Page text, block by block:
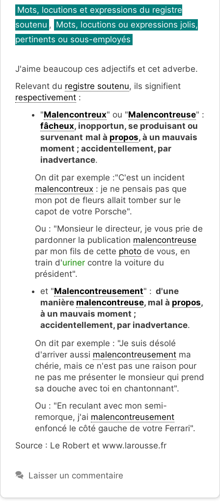
Catégories
Mots, locutions et expressions du registre
soutenu , Mots, locutions ou expressions jolis,
pertinents ou sous-employés
J'aime beaucoup ces adjectifs et cet adverbe.
Relevant du registre soutenu, ils signifient
respectivement :
"Malencontreux" ou "Malencontreuse" :
fâcheux, inopportun, se produisant ou
survenant mal à propos, à un mauvais
moment ; accidentellement, par
inadvertance.
On dit par exemple :"C'est un incident
malencontreux : je ne pensais pas que
mon pot de fleurs allait tomber sur le
capot de votre Porsche".
Ou : "Monsieur le directeur, je vous prie de
pardonner la publication malencontreuse
par mon fils de cette photo de vous, en
train d'uriner contre la voiture du
président".
et "Malencontreusement" : d'une
manière malencontreuse, mal à propos,
à un mauvais moment ;
accidentellement, par inadvertance.
On dit par exemple : "Je suis désolé
d'arriver aussi malencontreusement ma
chérie, mais ce n'est pas une raison pour
ne pas me présenter le monsieur qui prend
sa douche avec toi en chantonnant".
Ou : "En reculant avec mon semi-
remorque, j'ai malencontreusement
enfoncé le côté gauche de votre Ferrari".
Source : Le Robert et www.larousse.fr
Laisser un commentaire